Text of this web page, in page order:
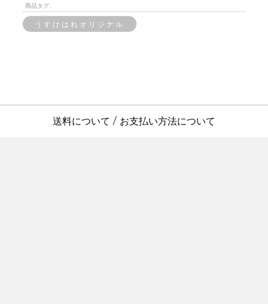
商品タグ:
うすけはれオリジナル
送料について / お支払い方法について